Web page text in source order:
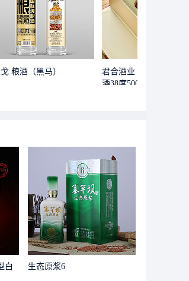
.粮酒（黑马）
君合酒业 君信1913浓
酒38度500ml*4瓶整箱装
白
生态原浆6